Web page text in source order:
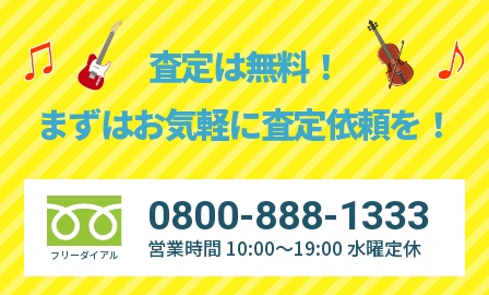
査定は無料！
まずはお気軽に査定依頼を！
フリーダイアル
0800-888-1333
営業時間 10:00～19:00 水曜定休